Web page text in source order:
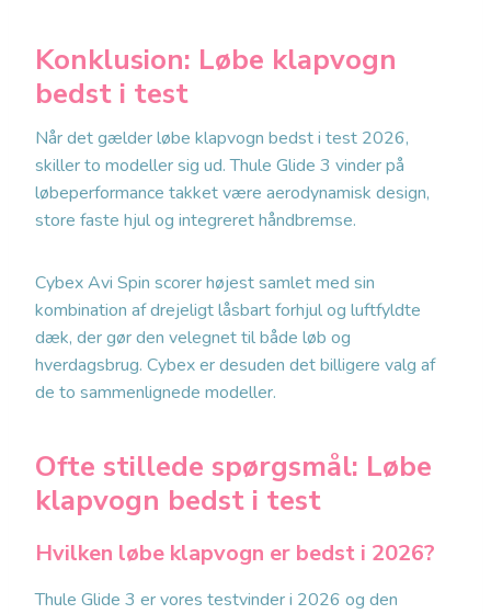
Konklusion: Løbe klapvogn
bedst i test
Når det gælder løbe klapvogn bedst i test 2026,
skiller to modeller sig ud. Thule Glide 3 vinder på
løbeperformance takket være aerodynamisk design,
store faste hjul og integreret håndbremse.
Cybex Avi Spin scorer højest samlet med sin
kombination af drejeligt låsbart forhjul og luftfyldte
dæk, der gør den velegnet til både løb og
hverdagsbrug. Cybex er desuden det billigere valg af
de to sammenlignede modeller.
Ofte stillede spørgsmål: Løbe
klapvogn bedst i test
Hvilken løbe klapvogn er bedst i 2026?
Thule Glide 3 er vores testvinder i 2026 og den